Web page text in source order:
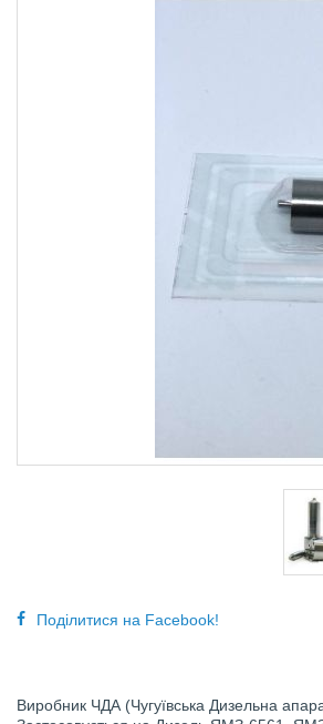
Поділитися на Facebook!
Виробник ЧДА (Чугуївська Дизельна